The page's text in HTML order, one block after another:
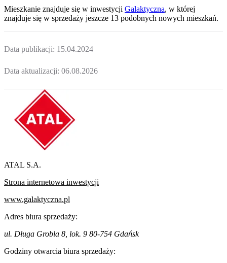
Mieszkanie znajduje się w inwestycji Galaktyczna, w której
znajduje się w sprzedaży jeszcze 13 podobnych nowych mieszkań.
Data publikacji: 15.04.2024
Data aktualizacji: 06.08.2026
ATAL S.A.
Strona internetowa inwestycji
www.galaktyczna.pl
Adres biura sprzedaży:
ul. Długa Grobla 8, lok. 9 80-754 Gdańsk
Godziny otwarcia biura sprzedaży: